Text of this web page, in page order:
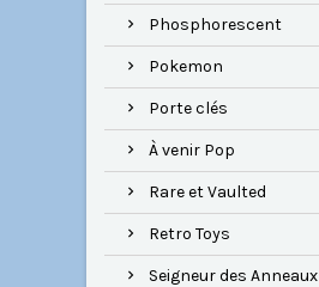
Phosphorescent
Pokemon
Porte clés
À venir Pop
Rare et Vaulted
Retro Toys
Seigneur des Anneaux